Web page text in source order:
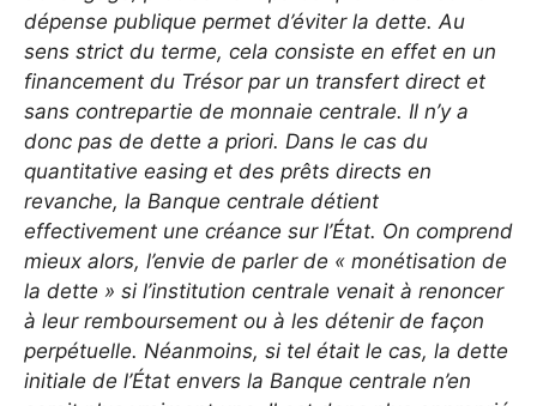
dépense publique permet d’éviter la dette. Au
sens strict du terme, cela consiste en effet en un
financement du Trésor par un transfert direct et
sans contrepartie de monnaie centrale. Il n’y a
donc pas de dette a priori. Dans le cas du
quantitative easing et des prêts directs en
revanche, la Banque centrale détient
effectivement une créance sur l’État. On comprend
mieux alors, l’envie de parler de « monétisation de
la dette » si l’institution centrale venait à renoncer
à leur remboursement ou à les détenir de façon
perpétuelle. Néanmoins, si tel était le cas, la dette
initiale de l’État envers la Banque centrale n’en